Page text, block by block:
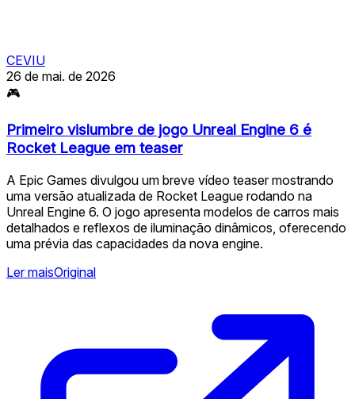
CEVIU
26 de mai. de 2026
🎮
Primeiro vislumbre de jogo Unreal Engine 6 é
Rocket League em teaser
A Epic Games divulgou um breve vídeo teaser mostrando
uma versão atualizada de Rocket League rodando na
Unreal Engine 6. O jogo apresenta modelos de carros mais
detalhados e reflexos de iluminação dinâmicos, oferecendo
uma prévia das capacidades da nova engine.
Ler maisOriginal